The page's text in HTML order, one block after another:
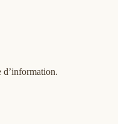
d’information.